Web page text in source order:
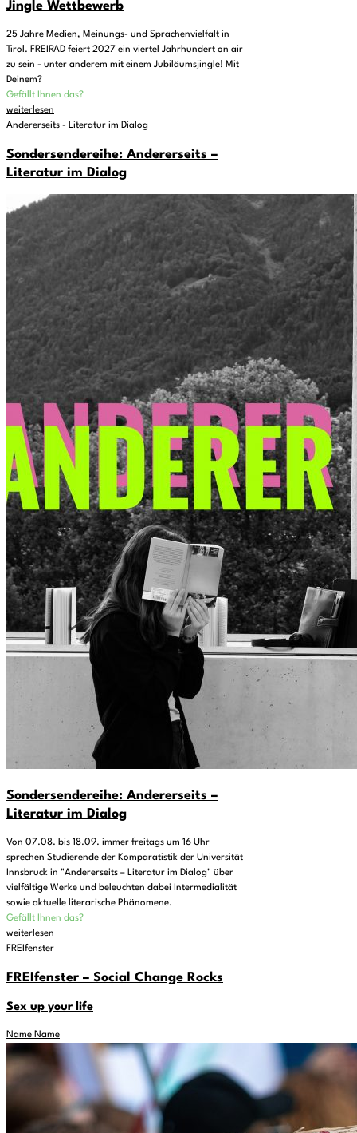
Jingle Wettbewerb
25 Jahre Medien, Meinungs- und Sprachenvielfalt in
Tirol. FREIRAD feiert 2027 ein viertel Jahrhundert on air
zu sein - unter anderem mit einem Jubiläumsjingle! Mit
Deinem?
Gefällt Ihnen das?
weiterlesen
Andererseits - Literatur im Dialog
Sondersendereihe: Andererseits –
Literatur im Dialog
Sondersendereihe: Andererseits –
Literatur im Dialog
Von 07.08. bis 18.09. immer freitags um 16 Uhr
sprechen Studierende der Komparatistik der Universität
Innsbruck in "Andererseits – Literatur im Dialog" über
vielfältige Werke und beleuchten dabei Intermedialität
sowie aktuelle literarische Phänomene.
Gefällt Ihnen das?
weiterlesen
FREIfenster
FREIfenster – Social Change Rocks
Sex up your life
Name Name